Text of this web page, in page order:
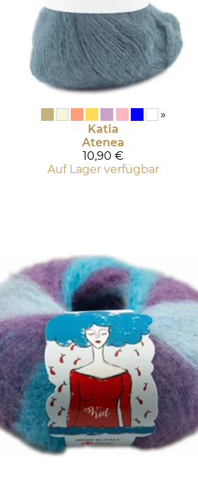
»
Katia
Atenea
10,90 €
Auf Lager verfügbar